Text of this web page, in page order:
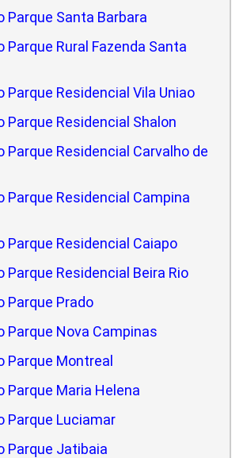
Parque Santa Barbara
Parque Rural Fazenda Santa
Parque Residencial Vila Uniao
Parque Residencial Shalon
Parque Residencial Carvalho de
Parque Residencial Campina
Parque Residencial Caiapo
Parque Residencial Beira Rio
Parque Prado
Parque Nova Campinas
Parque Montreal
Parque Maria Helena
Parque Luciamar
Parque Jatibaia